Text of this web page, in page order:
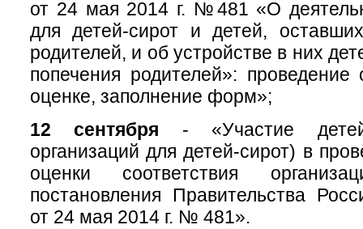
от 24 мая 2014 г. №481 «О
для детей-сирот и детей,
родителей, и об устройстве в них
попечения родителей»:
оценке, заполнение форм»;
12 сентября - «Участие
организаций для детей-сирот) в
оценки соответствия
постановления Правительства
от 24 мая 2014 г. № 481».